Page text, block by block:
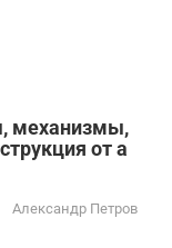
механизмы,
от а
Александр Петров